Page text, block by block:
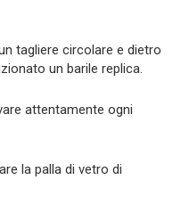
tagliere circolare e dietro
un barile replica.
attentamente ogni
la palla di vetro di